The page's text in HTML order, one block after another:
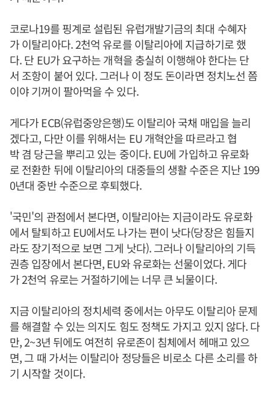
코로나19를 핑계로 설립된 유럽개발기금의 최대 수혜자
가 이탈리아다. 2천억 유로를 이탈리아에 지급하기로 했
다. 단 EU가 요구하는 개혁을 충실히 이행해야 한다는 단
서 조항이 붙어 있다. 그러나 이 정도 돈이라면 정치노선 쯤
이야 기꺼이 팔아먹을 수 있다.
게다가 ECB(유럽중앙은행)도 이탈리아 국채 매입을 늘리
겠다고, 다만 이를 위해서는 EU 개혁안을 따르라고 협
박 겸 당근을 뿌리고 있는 중이다. EU에 가입하고 유로화
로 전환한 뒤에 이탈리아의 대중들의 생활 수준은 지난 199
0년대 중반 수준으로 후퇴했다.
'국민'의 관점에서 본다면, 이탈리아는 지금이라도 유로화
에서 탈퇴하고 EU에서도 나가는 편이 낫다(당장은 힘들지
라도 장기적으로 보면 그게 낫다). 그러나 이탈리아의 기득
권층 입장에서 본다면, EU와 유로화는 선물이었다. 게다
가 2천억 유로는 거절하기에는 너무 큰 뇌물이다.
지금 이탈리아의 정치세력 중에서는 아무도 이탈리아 문제
를 해결할 수 있는 의지도 힘도 정책도 가지고 있지 않다. 다
만, 2~3년 뒤에도 여전히 유로존이 침체에서 헤매고 있으
면, 그 때 가서는 이탈리아 정당들은 비로소 다른 소리를 하
기 시작할 것이다.